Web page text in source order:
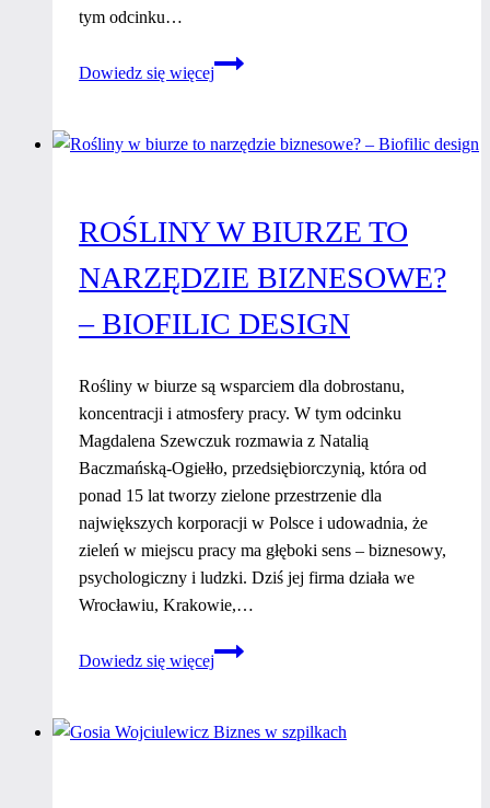
tym odcinku…
Dowiedz się więcej
Instagram
40+.
markę
na
IG
spokoju
bez
trendów?
ROŚLINY W BIURZE TO
NARZĘDZIE BIZNESOWE?
– BIOFILIC DESIGN
Rośliny w biurze są wsparciem dla dobrostanu,
koncentracji i atmosfery pracy. W tym odcinku
Magdalena Szewczuk rozmawia z Natalią
Baczmańską-Ogiełło, przedsiębiorczynią, która od
ponad 15 lat tworzy zielone przestrzenie dla
największych korporacji w Polsce i udowadnia, że
zieleń w miejscu pracy ma głęboki sens – biznesowy,
psychologiczny i ludzki. Dziś jej firma działa we
Wrocławiu, Krakowie,…
Dowiedz się więcej
Rośliny
to